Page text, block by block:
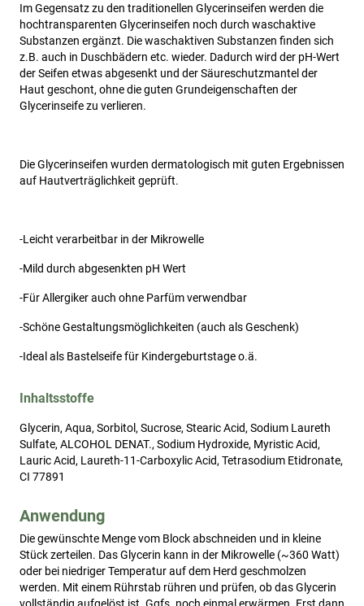
Im Gegensatz zu den traditionellen Glycerinseifen werden die
hochtransparenten Glycerinseifen noch durch waschaktive
Substanzen ergänzt. Die waschaktiven Substanzen finden sich
z.B. auch in Duschbädern etc. wieder. Dadurch wird der pH-Wert
der Seifen etwas abgesenkt und der Säureschutzmantel der
Haut geschont, ohne die guten Grundeigenschaften der
Glycerinseife zu verlieren.
Die Glycerinseifen wurden dermatologisch mit guten Ergebnissen
auf Hautverträglichkeit geprüft.
-Leicht verarbeitbar in der Mikrowelle
-Mild durch abgesenkten pH Wert
-Für Allergiker auch ohne Parfüm verwendbar
-Schöne Gestaltungsmöglichkeiten (auch als Geschenk)
-Ideal als Bastelseife für Kindergeburtstage o.ä.
Inhaltsstoffe
Glycerin, Aqua, Sorbitol, Sucrose, Stearic Acid, Sodium Laureth
Sulfate, ALCOHOL DENAT., Sodium Hydroxide, Myristic Acid,
Lauric Acid, Laureth-11-Carboxylic Acid, Tetrasodium Etidronate,
CI 77891
Anwendung
Die gewünschte Menge vom Block abschneiden und in kleine
Stück zerteilen. Das Glycerin kann in der Mikrowelle (~360 Watt)
oder bei niedriger Temperatur auf dem Herd geschmolzen
werden. Mit einem Rührstab rühren und prüfen, ob das Glycerin